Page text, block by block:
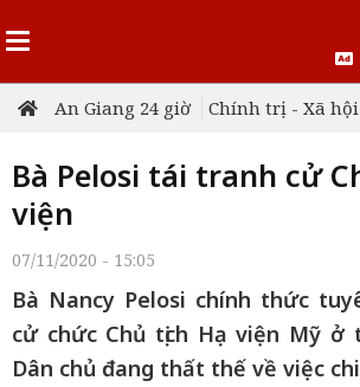
An Giang 24 giờ Chính trị - Xã hội
Bà Pelosi tái tranh cử
viện
07/11/2020 - 15:05
Bà Nancy Pelosi chính thức
cử chức Chủ tịch Hạ viện Mỹ ở
Dân chủ đang thất thế về việc